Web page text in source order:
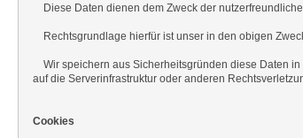
Diese Daten dienen dem Zweck der
Rechtsgrundlage hierfür ist unser in den obigen
Wir speichern aus Sicherheitsgründen diese Daten
auf die Serverinfrastruktur oder anderen
Cookies